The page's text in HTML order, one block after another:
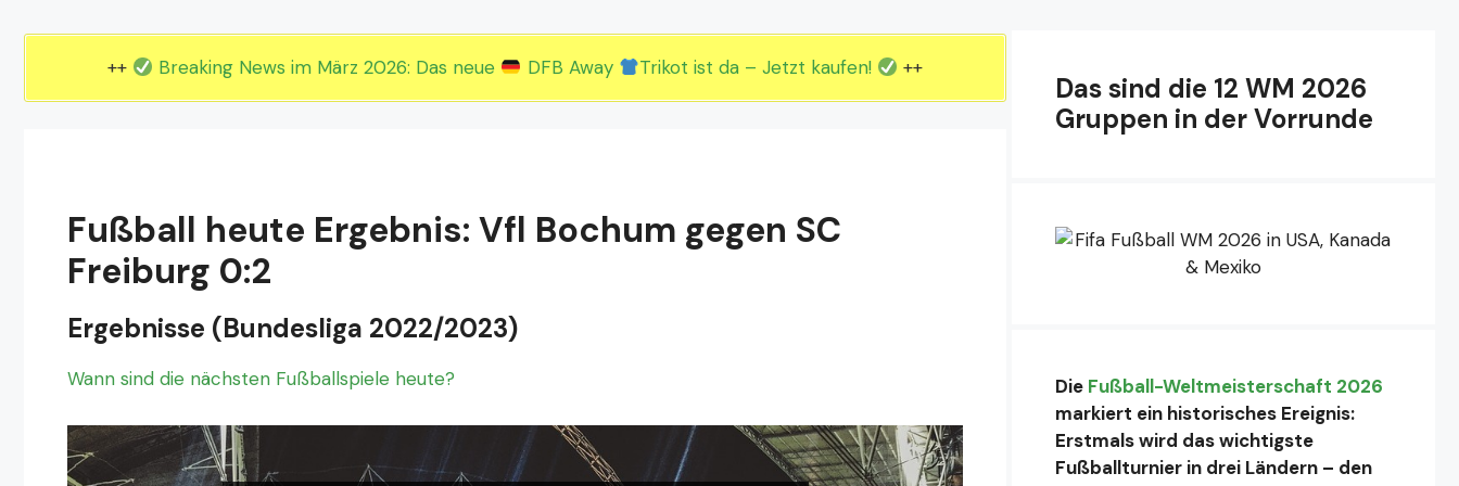
++ Breaking News im März 2026: Das neue DFB Away Trikot ist da – Jetzt kaufen! ++
Fußball heute Ergebnis: Vfl Bochum gegen SC
Freiburg 0:2
Ergebnisse (Bundesliga 2022/2023)
Wann sind die nächsten Fußballspiele heute?
Das sind die 12 WM 2026
Gruppen in der Vorrunde
Die Fußball-Weltmeisterschaft 2026
markiert ein historisches Ereignis:
Erstmals wird das wichtigste
Fußballturnier in drei Ländern – den